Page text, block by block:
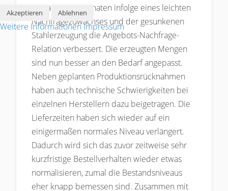
vergangenen Monaten infolge eines leichten
Nachfragezuwachses und der gesunkenen
Stahlerzeugung die Angebots-Nachfrage-
Relation verbessert. Die erzeugten Mengen
sind nun besser an den Bedarf angepasst.
Neben geplanten Produktionsrücknahmen
haben auch technische Schwierigkeiten bei
einzelnen Herstellern dazu beigetragen. Die
Lieferzeiten haben sich wieder auf ein
einigermaßen normales Niveau verlängert.
Dadurch wird sich das zuvor zeitweise sehr
kurzfristige Bestellverhalten wieder etwas
normalisieren, zumal die Bestandsniveaus
eher knapp bemessen sind. Zusammen mit
Akzeptieren Ablehnen
Weitere InformationenImpressum